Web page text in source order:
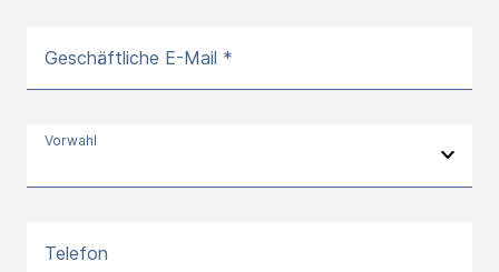
Geschäftliche E-Mail *
Vorwahl
Telefon